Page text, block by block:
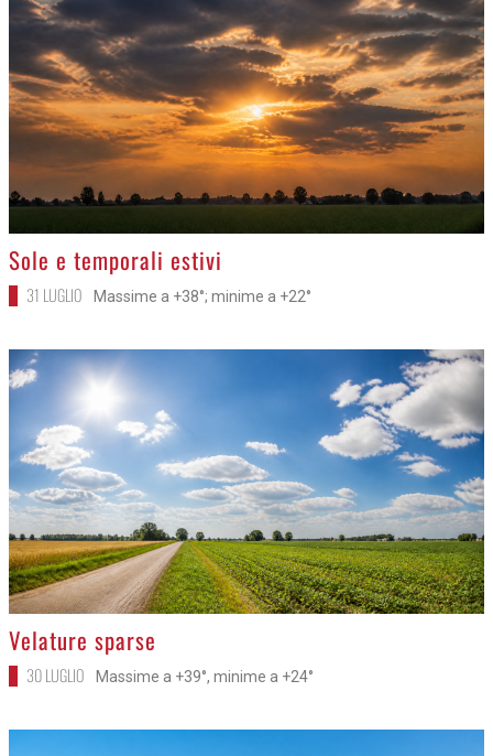
>
Sole e temporali estivi
31 LUGLIO Massime a +38°; minime a +22°
>
Velature sparse
30 LUGLIO Massime a +39°, minime a +24°